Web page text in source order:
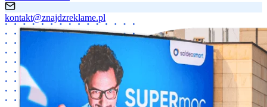
kontakt@znajdzreklame.pl